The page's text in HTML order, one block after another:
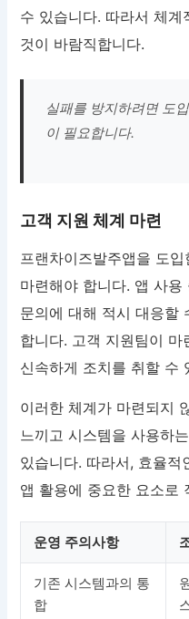
수 있습니다. 따라서 체
것이 바람직합니다.
실패를 방지하려면 도
이 필요합니다.
고객 지원 체계 마련
프랜차이즈발주앱을 도
마련해야 합니다. 앱 사
문의에 대해 적시 대응할
합니다. 고객 지원팀이
신속하게 조치를 취할 수
이러한 체계가 마련되지
느끼고 시스템을 사용하
있습니다. 따라서, 효율적
앱 활용에 중요한 요소로
운영 주의사항
기존 시스템과의 통
합